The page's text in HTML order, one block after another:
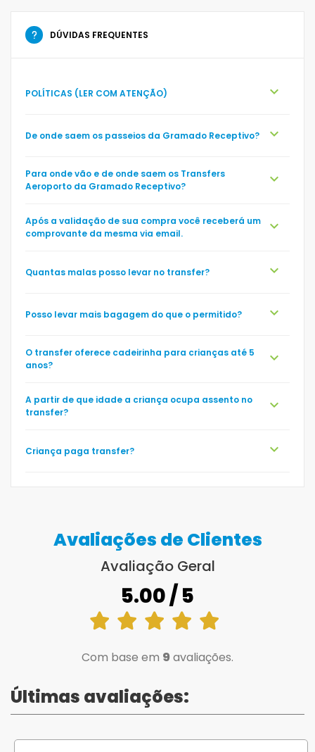
DÚVIDAS FREQUENTES
POLÍTICAS (LER COM ATENÇÃO) expand_more
De onde saem os passeios da Gramado Receptivo? expand_more
Para onde vão e de onde saem os Transfers
Aeroporto da Gramado Receptivo?
expand_more
Após a validação de sua compra você receberá um
comprovante da mesma via email.
expand_more
Quantas malas posso levar no transfer? expand_more
Posso levar mais bagagem do que o permitido? expand_more
O transfer oferece cadeirinha para crianças até 5
anos?
expand_more
A partir de que idade a criança ocupa assento no
transfer?
expand_more
Criança paga transfer? expand_more
Avaliações de Clientes
Avaliação Geral
5.00 / 5
Com base em 9 avaliações.
Últimas avaliações: